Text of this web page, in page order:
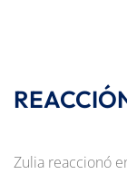
Zulia reaccionó